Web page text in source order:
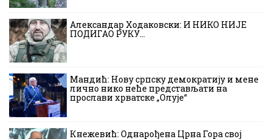
Александар Ходаковски: И НИКО НИЈЕ
ПОДИГАО РУКУ…
Мандић: Нову српску демократију и мене
лично нико неће представљати на
прослави хрватске „Олује“
Кнежевић: Однарођена Црна Гора свој